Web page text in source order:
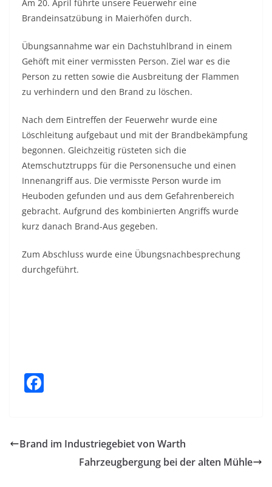
Am 20. April führte unsere Feuerwehr eine
Brandeinsatzübung in Maierhöfen durch.
Übungsannahme war ein Dachstuhlbrand in einem
Gehöft mit einer vermissten Person. Ziel war es die
Person zu retten sowie die Ausbreitung der Flammen
zu verhindern und den Brand zu löschen.
Nach dem Eintreffen der Feuerwehr wurde eine
Löschleitung aufgebaut und mit der Brandbekämpfung
begonnen. Gleichzeitig rüsteten sich die
Atemschutztrupps für die Personensuche und einen
Innenangriff aus. Die vermisste Person wurde im
Heuboden gefunden und aus dem Gefahrenbereich
gebracht. Aufgrund des kombinierten Angriffs wurde
kurz danach Brand-Aus gegeben.
Zum Abschluss wurde eine Übungsnachbesprechung
durchgeführt.
e
Brand im Industriegebiet von Warth
Fahrzeugbergung bei der alten Mühle